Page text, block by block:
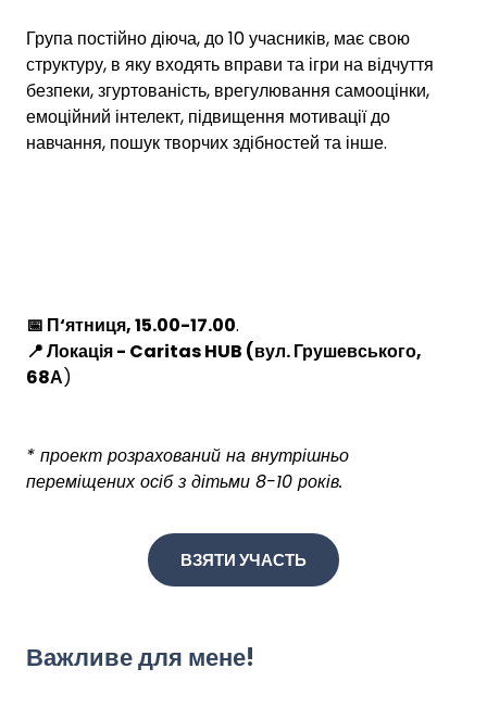
Група постійно діюча, до 10 учасників, має свою
структуру, в яку входять вправи та ігри на відчуття
безпеки, згуртованість, врегулювання самооцінки,
емоційний інтелект, підвищення мотивації до
навчання, пошук творчих здібностей та інше.
📅 П‘ятниця, 15.00-17.00.
📍 Локація - Caritas HUB (вул. Грушевського,
68А)
* проект розрахований на внутрішньо
переміщених осіб з дітьми 8-10 років.
ВЗЯТИ УЧАСТЬ
Важливе для мене!